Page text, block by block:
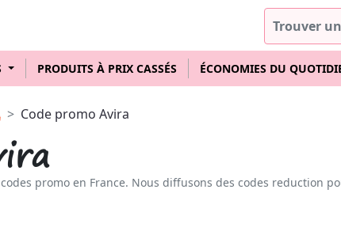
PRODUITS À PRIX CASSÉS ÉCONOMIES DU
Code promo Avira
promo en France. Nous diffusons des codes reduction